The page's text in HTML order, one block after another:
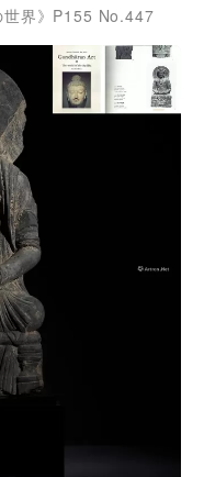
世界》P155 No.447